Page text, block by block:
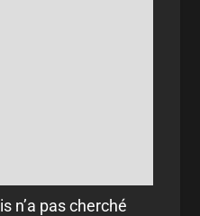
n’a pas cherché